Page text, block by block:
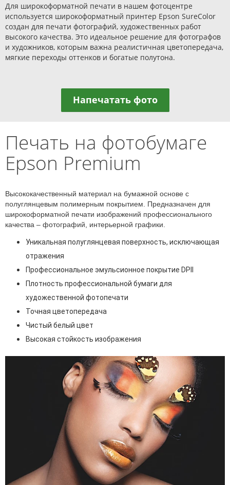
Для широкоформатной печати в нашем фотоцентре
используется широкоформатный принтер Epson SureColor
создан для печати фотографий, художественных работ
высокого качества. Это идеальное решение для фотографов
и художников, которым важна реалистичная цветопередача,
мягкие переходы оттенков и богатые полутона.
Напечатать фото
Печать на фотобумаге
Epson Premium
Высококачественный материал на бумажной основе с
полуглянцевым полимерным покрытием. Предназначен для
широкоформатной печати изображений профессионального
качества – фотографий, интерьерной графики.
Уникальная полуглянцевая поверхность, исключающая
отражения
Профессиональное эмульсионное покрытие DPII
Плотность профессиональной бумаги для
художественной фотопечати
Точная цветопередача
Чистый белый цвет
Высокая стойкость изображения